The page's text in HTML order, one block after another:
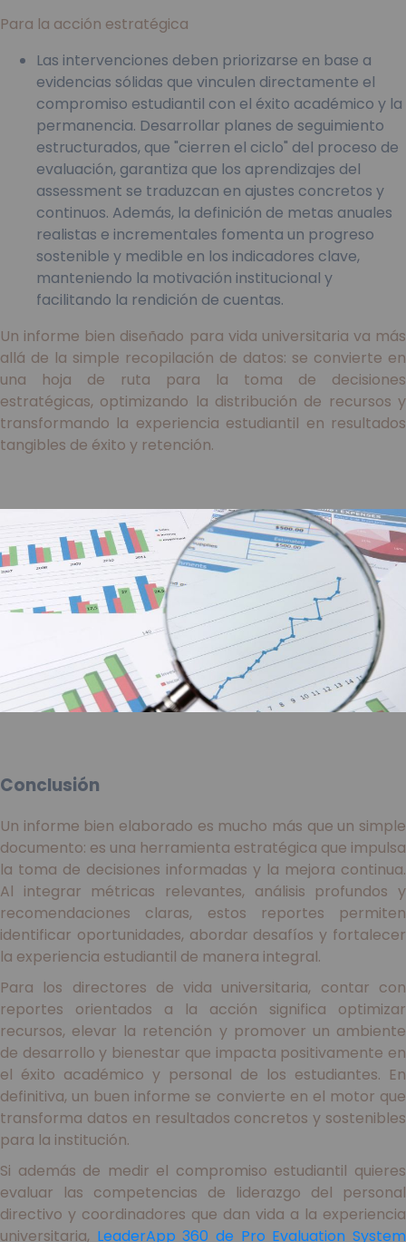
Para la acción estratégica
Las intervenciones deben priorizarse en base a
evidencias sólidas que vinculen directamente el
compromiso estudiantil con el éxito académico y la
permanencia. Desarrollar planes de seguimiento
estructurados, que "cierren el ciclo" del proceso de
evaluación, garantiza que los aprendizajes del
assessment se traduzcan en ajustes concretos y
continuos. Además, la definición de metas anuales
realistas e incrementales fomenta un progreso
sostenible y medible en los indicadores clave,
manteniendo la motivación institucional y
facilitando la rendición de cuentas.
Un informe bien diseñado para vida universitaria va más
allá de la simple recopilación de datos: se convierte en
una hoja de ruta para la toma de decisiones
estratégicas, optimizando la distribución de recursos y
transformando la experiencia estudiantil en resultados
tangibles de éxito y retención.
Conclusión
Un informe bien elaborado es mucho más que un simple
documento: es una herramienta estratégica que impulsa
la toma de decisiones informadas y la mejora continua.
Al integrar métricas relevantes, análisis profundos y
recomendaciones claras, estos reportes permiten
identificar oportunidades, abordar desafíos y fortalecer
la experiencia estudiantil de manera integral.
Para los directores de vida universitaria, contar con
reportes orientados a la acción significa optimizar
recursos, elevar la retención y promover un ambiente
de desarrollo y bienestar que impacta positivamente en
el éxito académico y personal de los estudiantes. En
definitiva, un buen informe se convierte en el motor que
transforma datos en resultados concretos y sostenibles
para la institución.
Si además de medir el compromiso estudiantil quieres
evaluar las competencias de liderazgo del personal
directivo y coordinadores que dan vida a la experiencia
universitaria, LeaderApp 360 de Pro Evaluation System